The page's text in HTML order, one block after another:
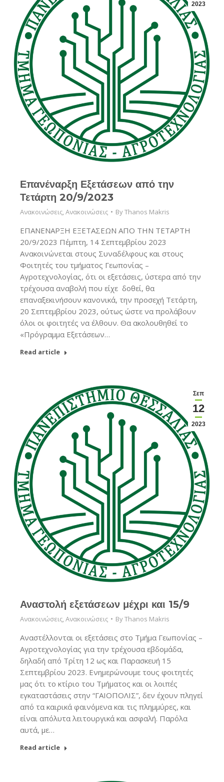
2023
Επανέναρξη Εξετάσεων από την
Τετάρτη 20/9/2023
Ανακοινώσεις,Ανακοινώσεις ByThanos Makris
ΕΠΑΝΕΝΑΡΞΗ ΕΞΕΤΑΣΕΩΝ ΑΠΟ ΤΗΝ ΤΕΤΑΡΤΗ
20/9/2023 Πέμπτη, 14 Σεπτεμβρίου 2023
Ανακοινώνεται στους Συναδέλφους και στους
Φοιτητές του τμήματος Γεωπονίας –
Αγροτεχνολογίας, ότι οι εξετάσεις, ύστερα από την
τρέχουσα αναβολή που είχε δοθεί, θα
επαναξεκινήσουν κανονικά, την προσεχή Τετάρτη,
20 Σεπτεμβρίου 2023, ούτως ώστε να προλάβουν
όλοι οι φοιτητές να έλθουν. Θα ακολουθηθεί το
«Πρόγραμμα Εξετάσεων…
Read article
Σεπ
12
2023
Αναστολή εξετάσεων μέχρι και 15/9
Ανακοινώσεις,Ανακοινώσεις ByThanos Makris
Αναστέλλονται οι εξετάσεις στο Τμήμα Γεωπονίας –
Αγροτεχνολογίας για την τρέχουσα εβδομάδα,
δηλαδή από Τρίτη 12 ως και Παρασκευή 15
Σεπτεμβρίου 2023. Ενημερώνουμε τους φοιτητές
μας ότι το κτίριο του Τμήματος και οι λοιπές
εγκαταστάσεις στην “ΓΑΙΟΠΟΛΙΣ”, δεν έχουν πληγεί
από τα καιρικά φαινόμενα και τις πλημμύρες, και
είναι απόλυτα λειτουργικά και ασφαλή. Παρόλα
αυτά, με…
Read article